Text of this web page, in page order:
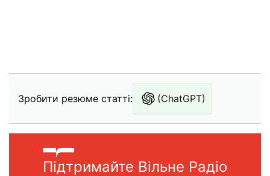
Зробити резюме статті: (ChatGPT)
Підтримайте Вільне Радіо